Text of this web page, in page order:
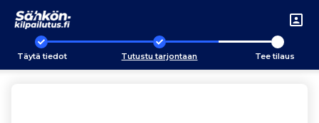
Täytä tiedot Tutustu tarjontaan Tee tilaus